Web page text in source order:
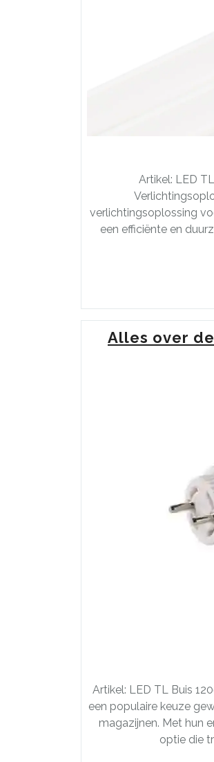
Artikel: LED
verlichtingsoplossing
een efficiënte en
Alles over
Artikel: LED TL Buis
een populaire keuze
magazijnen. Met hun
optie die